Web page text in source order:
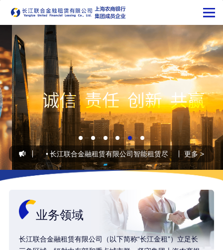
07-20 • 长江联合金融租赁有限公司智能租赁尽调项目POC供应
更多 >
业务领域
长江联合金融租赁有限公司（以下简称“长江金租”）立足长